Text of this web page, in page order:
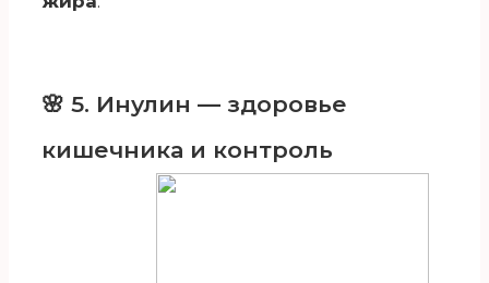
🌸 5. Инулин — здоровье
кишечника и контроль